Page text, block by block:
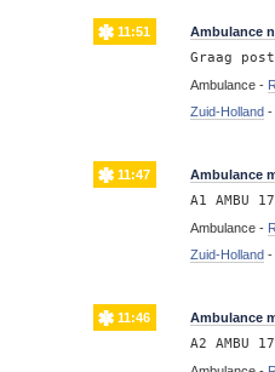
11:51 Ambulance
Graag
Ambulance -
Zuid-Holland -
11:47 Ambulance
A1 AMBU
Ambulance -
Zuid-Holland -
11:46 Ambulance
A2 AMBU